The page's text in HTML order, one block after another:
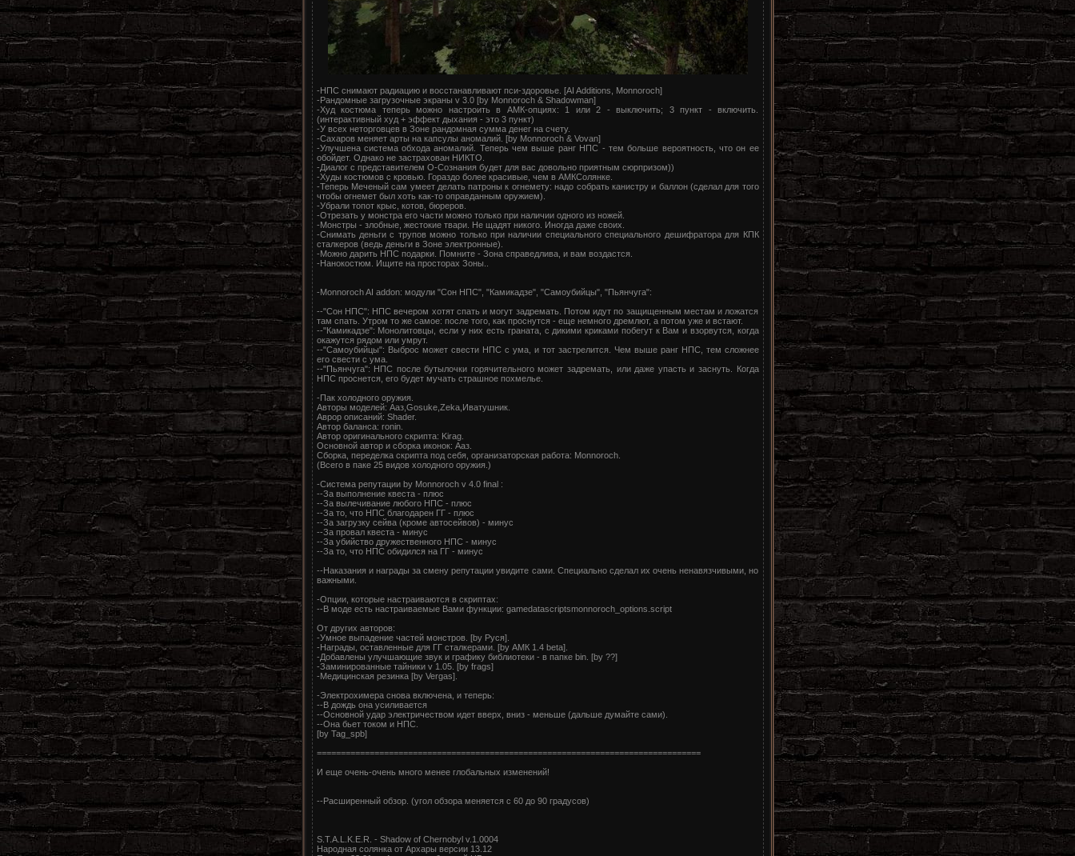
-НПС снимают радиацию и восстанавливают пси-здоровье. [AI Additions, Monnoroch]
-Рандомные загрузочные экраны v 3.0 [by Monnoroch & Shadowman]
-Худ костюма теперь можно настроить в АМК-опциях: 1 или 2 - выключить; 3 пункт - включить.
(интерактивный худ + эффект дыхания - это 3 пункт)
-У всех неторговцев в Зоне рандомная сумма денег на счету.
-Сахаров меняет арты на капсулы аномалий. [by Monnoroch & Vovan]
-Улучшена система обхода аномалий. Теперь чем выше ранг НПС - тем больше вероятность, что он ее
обойдет. Однако не застрахован НИКТО.
-Диалог с представителем О-Сознания будет для вас довольно приятным сюрпризом))
-Худы костюмов с кровью. Гораздо более красивые, чем в АМКСолянке.
-Теперь Меченый сам умеет делать патроны к огнемету: надо собрать канистру и баллон (сделал для того
чтобы огнемет был хоть как-то оправданным оружием).
-Убрали топот крыс, котов, бюреров.
-Отрезать у монстра его части можно только при наличии одного из ножей.
-Монстры - злобные, жестокие твари. Не щадят никого. Иногда даже своих.
-Снимать деньги с трупов можно только при наличии специального специального дешифратора для КПК
сталкеров (ведь деньги в Зоне электронные).
-Можно дарить НПС подарки. Помните - Зона справедлива, и вам воздастся.
-Нанокостюм. Ищите на просторах Зоны..
-Monnoroch AI addon: модули "Сон НПС", "Камикадзе", "Самоубийцы", "Пьянчуга":
--"Сон НПС": НПС вечером хотят спать и могут задремать. Потом идут по защищенным местам и ложатся
там спать. Утром то же самое: после того, как проснутся - еще немного дремлют, а потом уже и встают.
--"Камикадзе": Монолитовцы, если у них есть граната, с дикими криками побегут к Вам и взорвутся, когда
окажутся рядом или умрут.
--"Самоубийцы": Выброс может свести НПС с ума, и тот застрелится. Чем выше ранг НПС, тем сложнее
его свести с ума.
--"Пьянчуга": НПС после бутылочки горячительного может задремать, или даже упасть и заснуть. Когда
НПС проснется, его будет мучать страшное похмелье.
-Пак холодного оружия.
Авторы моделей: Ааз,Gosuke,Zeka,Иватушник.
Аврор описаний: Shader.
Автор баланса: ronin.
Автор оригинального скрипта: Kirag.
Основной автор и сборка иконок: Ааз.
Сборка, переделка скрипта под себя, организаторская работа: Monnoroch.
(Всего в паке 25 видов холодного оружия.)
-Система репутации by Monnoroch v 4.0 final :
--За выполнение квеста - плюс
--За вылечивание любого НПС - плюс
--За то, что НПС благодарен ГГ - плюс
--За загрузку сейва (кроме автосейвов) - минус
--За провал квеста - минус
--За убийство дружественного НПС - минус
--За то, что НПС обидился на ГГ - минус
--Наказания и награды за смену репутации увидите сами. Специально сделал их очень ненавязчивыми, но
важными.
-Опции, которые настраиваются в скриптах:
--В моде есть настраиваемые Вами функции: gamedatascriptsmonnoroch_options.script
От других авторов:
-Умное выпадение частей монстров. [by Руся].
-Награды, оставленные для ГГ сталкерами. [by АМК 1.4 beta].
-Добавлены улучшающие звук и графику библиотеки - в папке bin. [by ??]
-Заминированные тайники v 1.05. [by frags]
-Медицинская резинка [by Vergas].
-Электрохимера снова включена, и теперь:
--В дождь она усиливается
--Основной удар электричеством идет вверх, вниз - меньше (дальше думайте сами).
--Она бьет током и НПС.
[by Tag_spb]
================================================================================
И еще очень-очень много менее глобальных изменений!
--Расширенный обзор. (угол обзора меняется с 60 до 90 градусов)
S.T.A.L.K.E.R. - Shadow of Chernobyl v.1.0004
Народная солянка от Архары версии 13.12